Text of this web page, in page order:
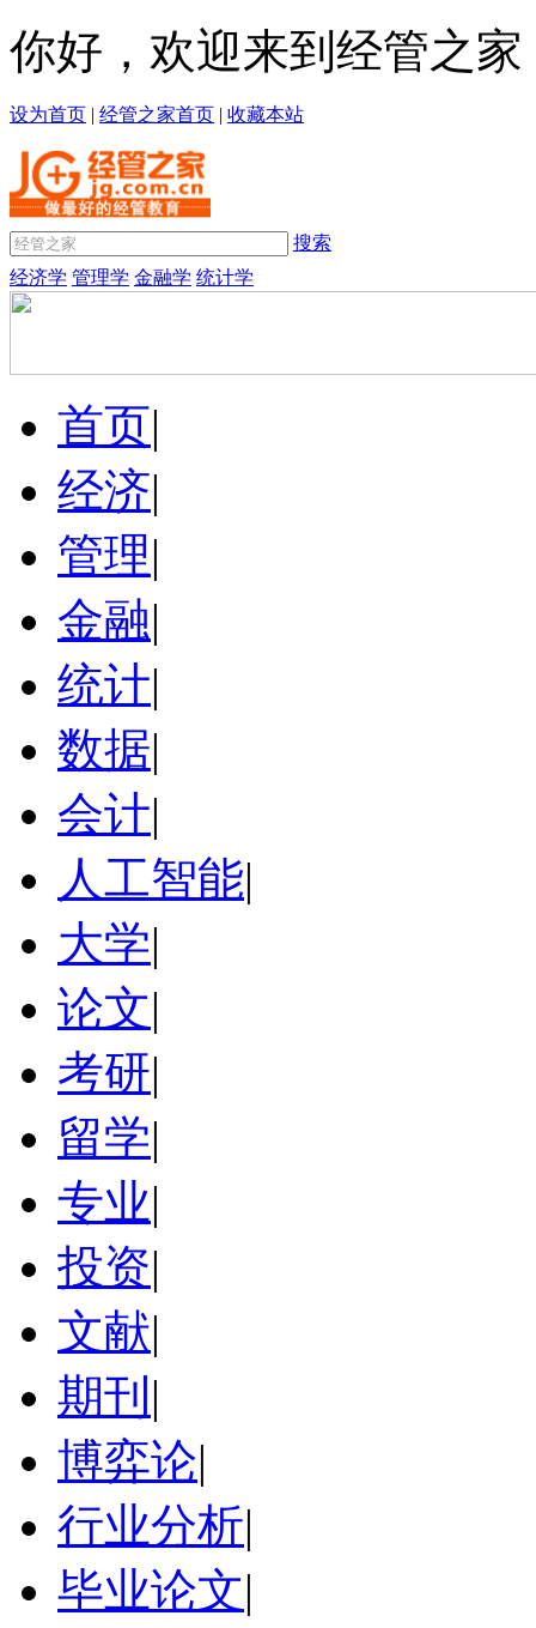
你好，欢迎来到经管之家
设为首页 | 经管之家首页 | 收藏本站
搜索
经济学 管理学 金融学 统计学
首页|
经济|
管理|
金融|
统计|
数据|
会计|
人工智能|
大学|
论文|
考研|
留学|
专业|
投资|
文献|
期刊 |
博弈论|
行业分析|
毕业论文|